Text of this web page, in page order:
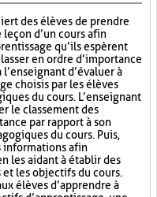
des élèves de prendre
d’un cours afin
qu’ils espèrent
en ordre d’importance
d’évaluer à
choisis par les élèves
du cours. L’enseignant
le classement des
par rapport à son
du cours. Puis,
informations afin
les aidant à établir des
les objectifs du cours.
élèves d’apprendre à